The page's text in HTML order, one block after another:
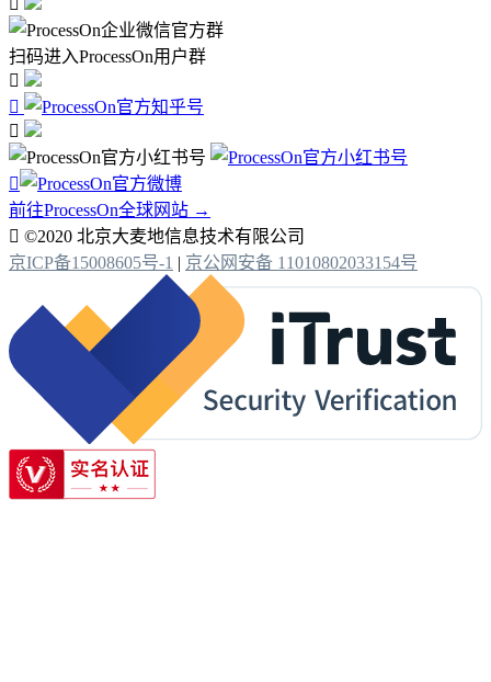
扫码进入ProcessOn用户群




前往ProcessOn全球网站 →
 ©2020 北京大麦地信息技术有限公司
京ICP备15008605号-1 | 京公网安备 11010802033154号